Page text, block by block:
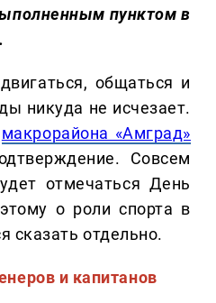
пунктом в
общаться и
никуда не исчезает.
макрорайона «Амград»
Совсем
отмечаться День
о роли спорта в
сказать отдельно.
и капитанов